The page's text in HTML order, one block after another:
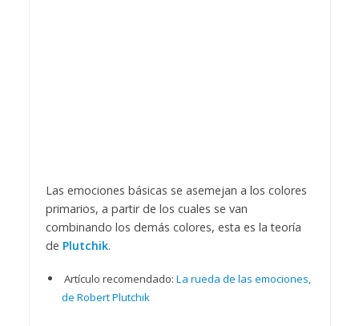
Las emociones básicas se asemejan a los colores
primarios, a partir de los cuales se van
combinando los demás colores, esta es la teoría
de Plutchik.
Artículo recomendado: La rueda de las emociones,
de Robert Plutchik